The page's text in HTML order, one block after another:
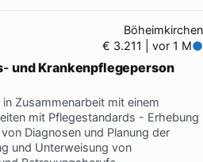
Böheimkirchen
€ 3.211 | vor 1 M
-undKrankenpflegeperson
Zusammenarbeit mit einem
mit Pflegestandards - Erhebung
Diagnosen und Planung der
und Unterweisung von